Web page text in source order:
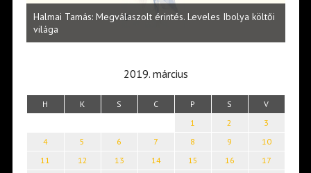
Halmai Tamás: Megválaszolt érintés. Leveles Ibolya költői
világa
2019. március
H K S C P S V
1 2
3
4
5 6 7 8 9
10
11
12 13 14 15 16
17